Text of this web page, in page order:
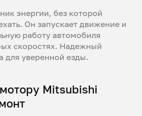
энергии, без которой
Он запускает движение и
работу автомобиля
скоростях. Надежный
для уверенной езды.
Mitsubishi